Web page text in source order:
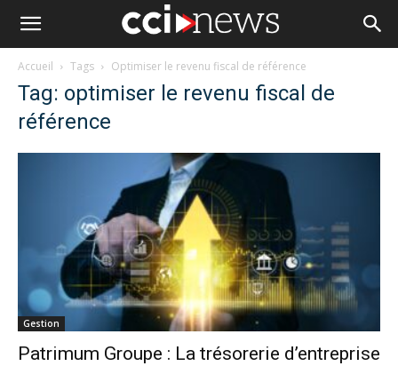
Accueil Tags Optimiser le revenu fiscal de référence
Tag: optimiser le revenu fiscal de
référence
Gestion
Patrimum Groupe : La trésorerie d’entreprise